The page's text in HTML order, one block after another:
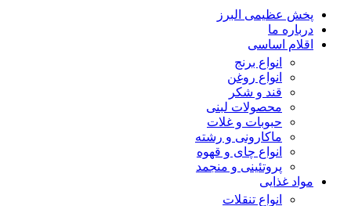
پخش عظیمی البرز
درباره ما
اقلام اساسی
انواع برنج
انواع روغن
قند و شکر
محصولات لبنی
حبوبات و غلات
ماکارونی و رشته
انواع چای و قهوه
پروتئینی و منجمد
مواد غذایی
انواع تنقلات